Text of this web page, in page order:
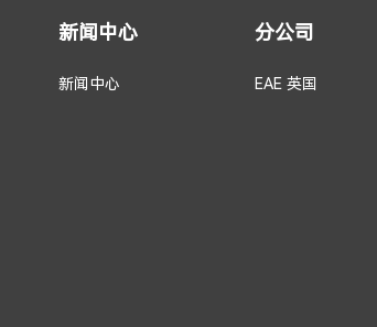
新闻中心
新闻中心
分公司
EAE 英国